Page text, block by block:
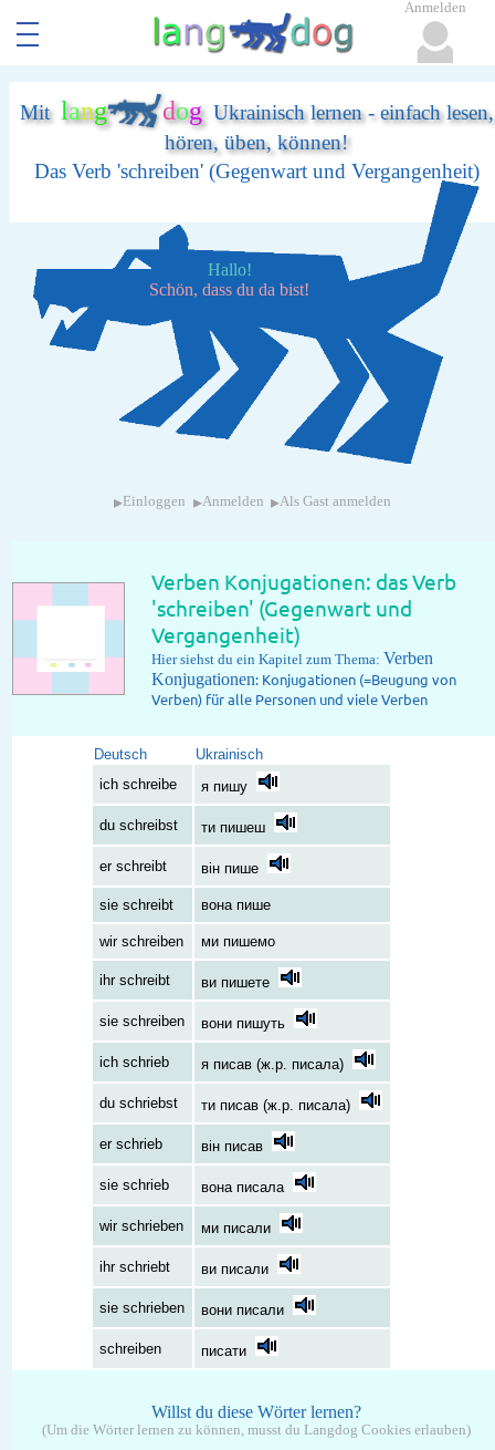
Mit lang dogUkrainisch lernen - einfach lesen,
hören, üben, können!
Das Verb 'schreiben' (Gegenwart und Vergangenheit)
Hallo!
Schön, dass du da bist!
▸ Einloggen ▸Anmelden ▸Als Gast anmelden
Verben Konjugationen: das Verb
'schreiben' (Gegenwart und
Vergangenheit)
Hier siehst du ein Kapitel zum Thema: Verben
Konjugationen: Konjugationen (=Beugung von
Verben) für alle Personen und viele Verben
Deutsch
Ukrainisch
ich schreibe
я пишу
du schreibst ти пишеш
er schreibt він пише
sie schreibt вона пише
wir schreiben ми пишемо
ihr schreibt ви пишете
sie schreiben вони пишуть
ich schrieb я писав (ж.р. писала)
du schriebst ти писав (ж.р. писала)
er schrieb він писав
sie schrieb вона писала
wir schrieben ми писали
ihr schriebt ви писали
sie schrieben вони писали
schreiben писати
Willst du diese Wörter lernen?
(Um die Wörter lernen zu können, musst du Langdog Cookies erlauben)
Anmelden